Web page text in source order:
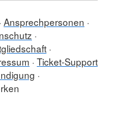
Ansprechpersonen
Ticket-Support